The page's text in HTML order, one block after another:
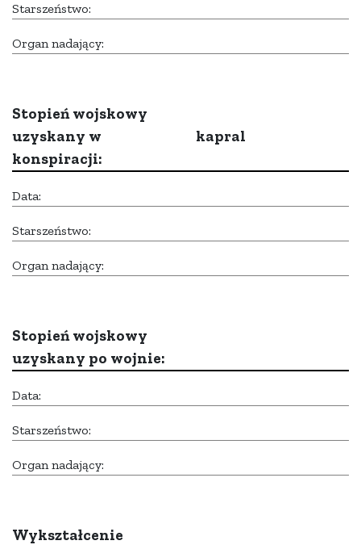
Starszeństwo:
Organ nadający:
Stopień wojskowy
uzyskany w
konspiracji:
kapral
Data:
Starszeństwo:
Organ nadający:
Stopień wojskowy
uzyskany po wojnie:
Data:
Starszeństwo:
Organ nadający:
Wykształcenie